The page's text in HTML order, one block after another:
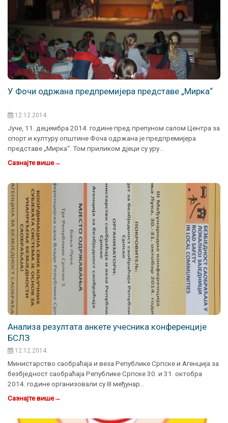
У Фочи одржана предпремијера представе „Мирка“
12.12.2014.
Јуче, 11. децембра 2014. године пред препуном салом Центра за
спорт и културу општине Фоча одржана је предпремијера
представе „Мирка“. Том приликом дјеци су уру…
Сазнајте више→
Aнализа резултата анкете учесника конференције
БСЛЗ
12.12.2014.
Министарство саобраћаја и веза Републике Српске и Агенција за
безбједност саобраћаја Републике Српске 30. и 31. октобра
2014. године организовали су III међунар…
Сазнајте више→